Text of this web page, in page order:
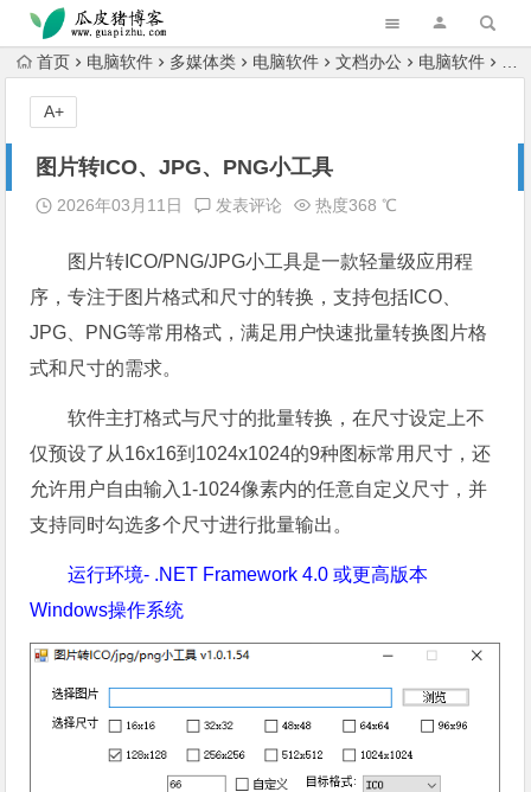
跳转到主内容
首页 电脑软件 多媒体类 电脑软件 文档办公 电脑软件
图片转ICO、JPG、PNG小工具
2026年03月11日 发表评论 热度368 ℃
图片转ICO/PNG/JPG小工具是一款轻量级应用程
序，专注于图片格式和尺寸的转换，支持包括ICO、
JPG、PNG等常用格式，满足用户快速批量转换图片格
式和尺寸的需求。
软件主打格式与尺寸的批量转换，在尺寸设定上不
仅预设了从16x16到1024x1024的9种图标常用尺寸，还
允许用户自由输入1-1024像素内的任意自定义尺寸，并
支持同时勾选多个尺寸进行批量输出。
运行环境- .NET Framework 4.0 或更高版本
Windows操作系统
A+